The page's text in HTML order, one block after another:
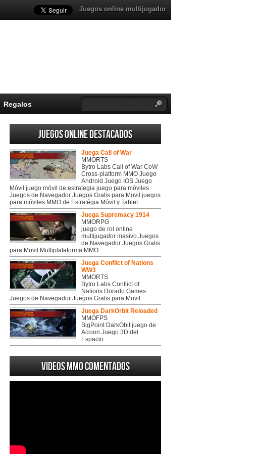
Juegos online multijugador
Regalos
Juegos online destacados
Juega Call of War
MMORTS
Bytro Labs Call of War CoW
Cross-platform MMO Juego
Android Juego IOS Juego
Móvil juego móvil de estrategia juego para móviles
Juegos de Navegador Juegos Gratis para Movil juegos
para móviles MMO de Estratégia Móvil y Tablet
Juega Supremacy 1914
MMORPG
juego de rol online
multijugador masivo Juegos
de Navegador Juegos Gratis
para Movil Multiplataforma MMO
Juega Conflict of Nations
WW3
MMORTS
Bytro Labs Conflict of
Nations Dorado Games
Juegos de Navegador Juegos Gratis para Movil
Juega DarkOrbit Reloaded
MMOFPS
BigPoint DarkObit juego de
Accion Juego 3D del
Espacio
Videos MMO Comentados